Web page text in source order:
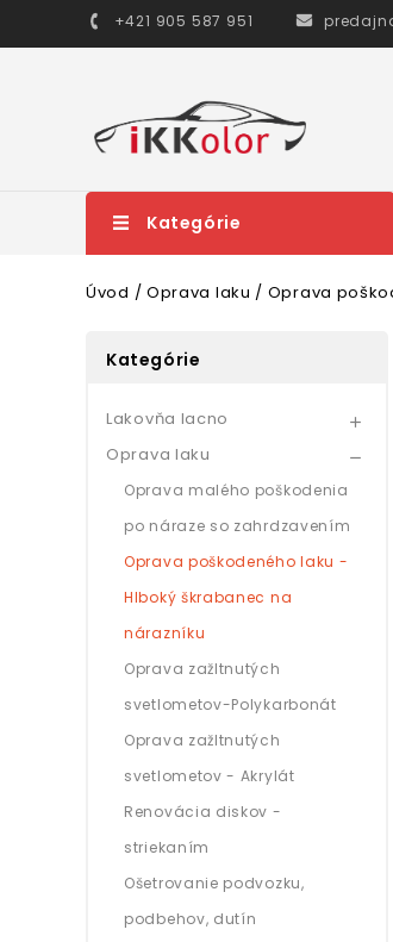
+421 905 587 951
Kategórie
Úvod Oprava laku Oprava
Kategórie
Lakovňa lacno 
Oprava laku 
Oprava malého poškodenia
po náraze so zahrdzavením
Oprava poškodeného laku -
Hlboký škrabanec na
nárazníku
Oprava zažltnutých
svetlometov-Polykarbonát
Oprava zažltnutých
svetlometov - Akrylát
Renovácia diskov -
striekaním
Ošetrovanie podvozku,
podbehov, dutín